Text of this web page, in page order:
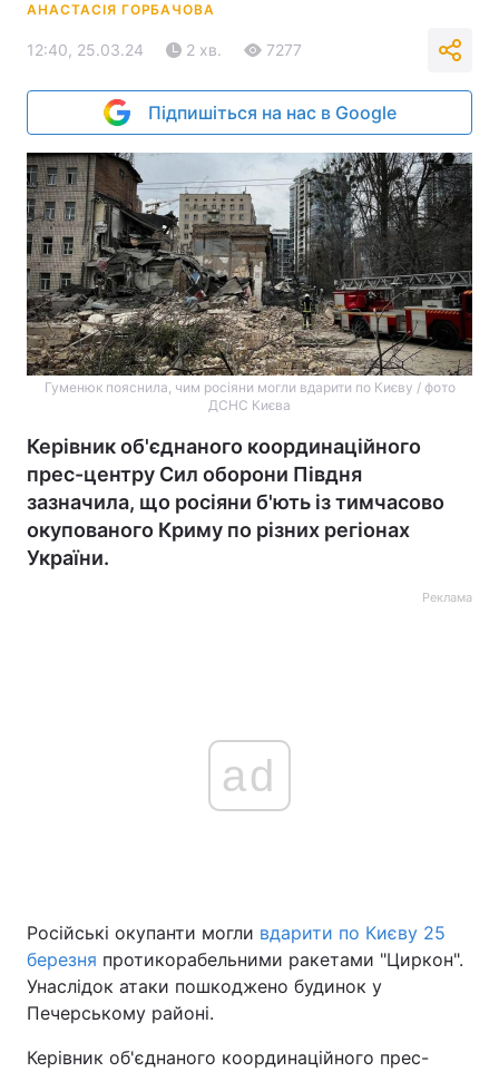
АНАСТАСІЯ ГОРБАЧОВА
12:40, 25.03.24 2 хв. 7277
Підпишіться на нас в Google
Гуменюк пояснила, чим росіяни могли вдарити по Києву / фото
ДСНС Києва
Керівник об'єднаного координаційного
прес-центру Сил оборони Півдня
зазначила, що росіяни б'ють із тимчасово
окупованого Криму по різних регіонах
України.
Реклама
ad
Російські окупанти могли вдарити по Києву 25
березня протикорабельними ракетами "Циркон".
Унаслідок атаки пошкоджено будинок у
Печерському районі.
Керівник об'єднаного координаційного прес-